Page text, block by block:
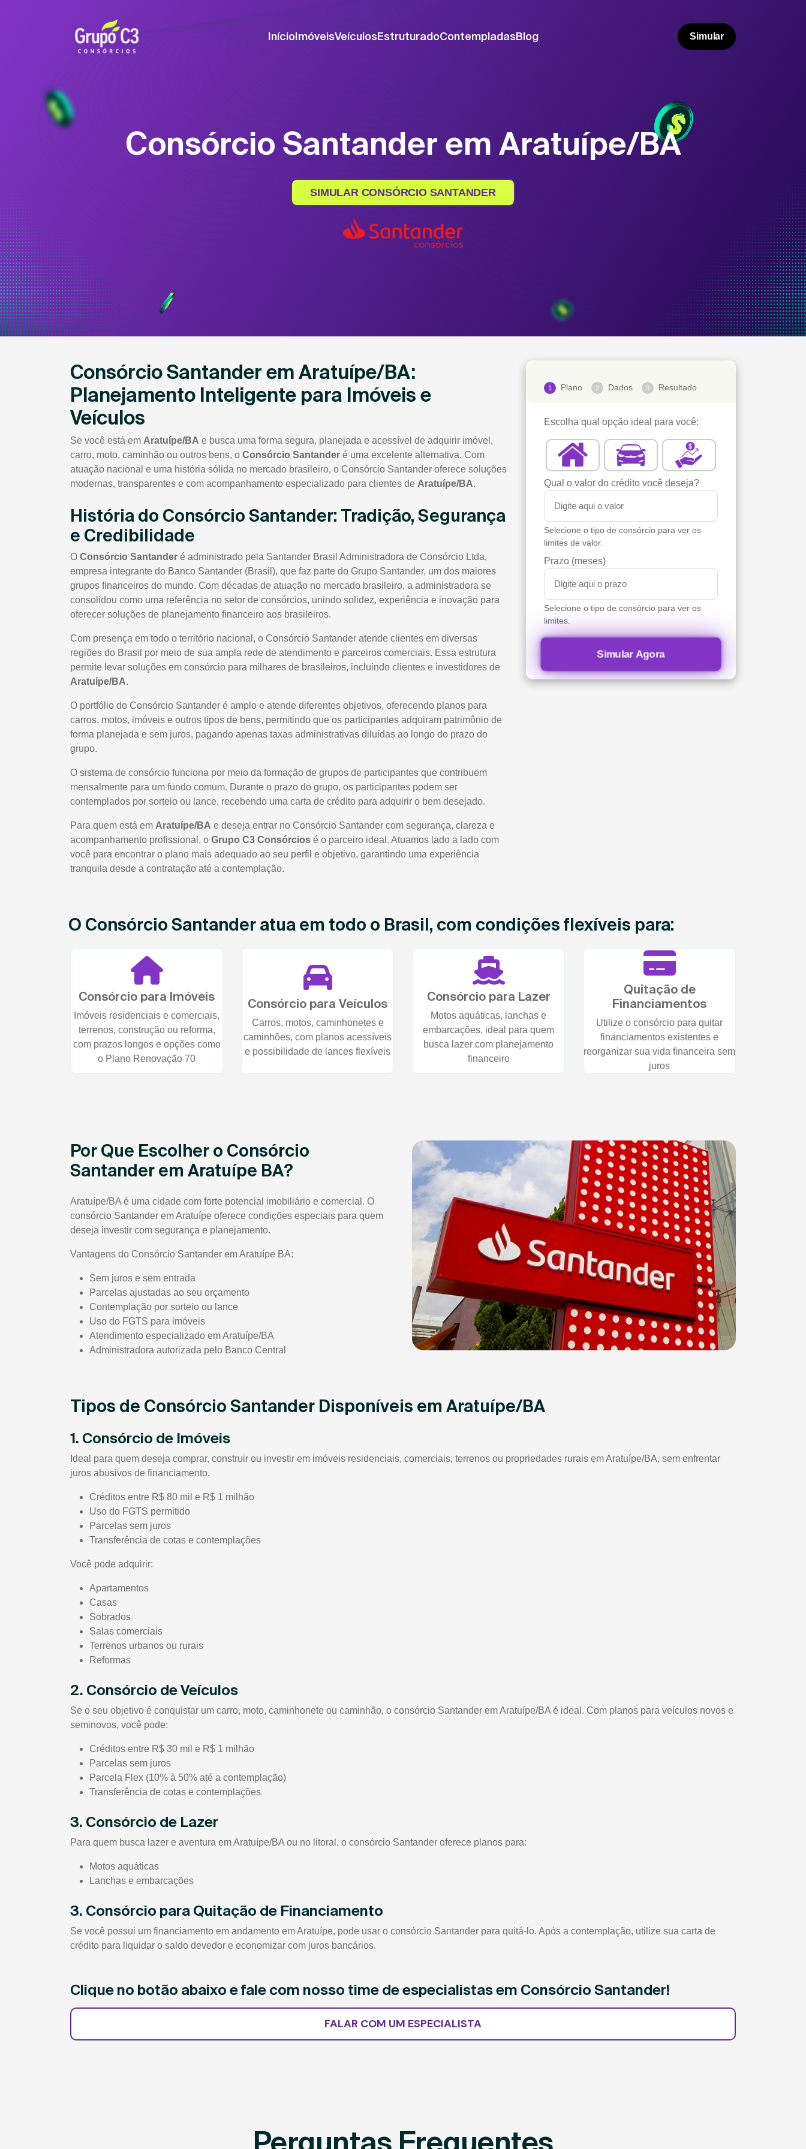
InícioImóveisVeículosEstruturadoContempladasBlog Simular
Consórcio Santander em Aratuípe/BA
SIMULAR CONSÓRCIO SANTANDER
Consórcio Santander em Aratuípe/BA:
Planejamento Inteligente para Imóveis e
Veículos
Se você está em Aratuípe/BA e busca uma forma segura, planejada e acessível de adquirir imóvel,
carro, moto, caminhão ou outros bens, o Consórcio Santander é uma excelente alternativa. Com
atuação nacional e uma história sólida no mercado brasileiro, o Consórcio Santander oferece soluções
modernas, transparentes e com acompanhamento especializado para clientes de Aratuípe/BA.
História do Consórcio Santander: Tradição, Segurança
e Credibilidade
O Consórcio Santander é administrado pela Santander Brasil Administradora de Consórcio Ltda,
empresa integrante do Banco Santander (Brasil), que faz parte do Grupo Santander, um dos maiores
grupos financeiros do mundo. Com décadas de atuação no mercado brasileiro, a administradora se
consolidou como uma referência no setor de consórcios, unindo solidez, experiência e inovação para
oferecer soluções de planejamento financeiro aos brasileiros.
Com presença em todo o território nacional, o Consórcio Santander atende clientes em diversas
regiões do Brasil por meio de sua ampla rede de atendimento e parceiros comerciais. Essa estrutura
permite levar soluções em consórcio para milhares de brasileiros, incluindo clientes e investidores de
Aratuípe/BA.
O portfólio do Consórcio Santander é amplo e atende diferentes objetivos, oferecendo planos para
carros, motos, imóveis e outros tipos de bens, permitindo que os participantes adquiram patrimônio de
forma planejada e sem juros, pagando apenas taxas administrativas diluídas ao longo do prazo do
grupo.
O sistema de consórcio funciona por meio da formação de grupos de participantes que contribuem
mensalmente para um fundo comum. Durante o prazo do grupo, os participantes podem ser
contemplados por sorteio ou lance, recebendo uma carta de crédito para adquirir o bem desejado.
Para quem está em Aratuípe/BA e deseja entrar no Consórcio Santander com segurança, clareza e
acompanhamento profissional, o Grupo C3 Consórcios é o parceiro ideal. Atuamos lado a lado com
você para encontrar o plano mais adequado ao seu perfil e objetivo, garantindo uma experiência
tranquila desde a contratação até a contemplação.
1 Plano 2 Dados 3 Resultado
Escolha qual opção ideal para você:
Qual o valor do crédito você deseja?
Selecione o tipo de consórcio para ver os
limites de valor.
Prazo (meses)
Selecione o tipo de consórcio para ver os
limites.
Simular Agora
O Consórcio Santander atua em todo o Brasil, com condições flexíveis para:
Consórcio para Imóveis
Imóveis residenciais e comerciais,
terrenos, construção ou reforma,
com prazos longos e opções como
o Plano Renovação 70
Consórcio para Veículos
Carros, motos, caminhonetes e
caminhões, com planos acessíveis
e possibilidade de lances flexíveis
Consórcio para Lazer
Motos aquáticas, lanchas e
embarcações, ideal para quem
busca lazer com planejamento
financeiro
Quitação de
Financiamentos
Utilize o consórcio para quitar
financiamentos existentes e
reorganizar sua vida financeira sem
juros
Por Que Escolher o Consórcio
Santander em Aratuípe BA?
Aratuípe/BA é uma cidade com forte potencial imobiliário e comercial. O
consórcio Santander em Aratuípe oferece condições especiais para quem
deseja investir com segurança e planejamento.
Vantagens do Consórcio Santander em Aratuípe BA:
Sem juros e sem entrada
Parcelas ajustadas ao seu orçamento
Contemplação por sorteio ou lance
Uso do FGTS para imóveis
Atendimento especializado em Aratuípe/BA
Administradora autorizada pelo Banco Central
Tipos de Consórcio Santander Disponíveis em Aratuípe/BA
1. Consórcio de Imóveis
Ideal para quem deseja comprar, construir ou investir em imóveis residenciais, comerciais, terrenos ou propriedades rurais em Aratuípe/BA, sem enfrentar
juros abusivos de financiamento.
Créditos entre R$ 80 mil e R$ 1 milhão
Uso do FGTS permitido
Parcelas sem juros
Transferência de cotas e contemplações
Você pode adquirir:
Apartamentos
Casas
Sobrados
Salas comerciais
Terrenos urbanos ou rurais
Reformas
2. Consórcio de Veículos
Se o seu objetivo é conquistar um carro, moto, caminhonete ou caminhão, o consórcio Santander em Aratuípe/BA é ideal. Com planos para veículos novos e
seminovos, você pode:
Créditos entre R$ 30 mil e R$ 1 milhão
Parcelas sem juros
Parcela Flex (10% à 50% até a contemplação)
Transferência de cotas e contemplações
3. Consórcio de Lazer
Para quem busca lazer e aventura em Aratuípe/BA ou no litoral, o consórcio Santander oferece planos para:
Motos aquáticas
Lanchas e embarcações
3. Consórcio para Quitação de Financiamento
Se você possui um financiamento em andamento em Aratuípe, pode usar o consórcio Santander para quitá-lo. Após a contemplação, utilize sua carta de
crédito para liquidar o saldo devedor e economizar com juros bancários.
Clique no botão abaixo e fale com nosso time de especialistas em Consórcio Santander!
FALAR COM UM ESPECIALISTA
Perguntas Frequentes